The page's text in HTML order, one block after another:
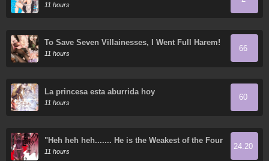
11 hours
To Save Seven Villainesses, I Went Full Harem!
11 hours
66
La princesa esta aburrida hoy
11 hours
60
"Heh heh heh....... He is the Weakest of the Four
Heavenly Kings." I was Dismissed from My Job,
but Somehow I Became the Master of a Hero
11 hours
24.20